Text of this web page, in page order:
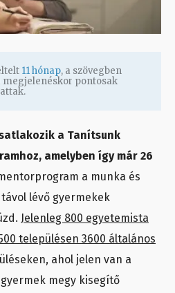
11 hónap, a szövegben
pontosak
a Tanítsunk
amelyben így már 26
a munka és
lévő gyermekek
Jelenleg 800 egyetemista
településen 3600 általános
ahol jelen van a
megy kisegítő